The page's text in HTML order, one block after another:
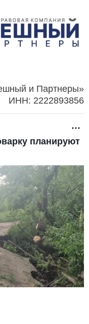
и Партнеры»
ИНН: 2222893856
планируют